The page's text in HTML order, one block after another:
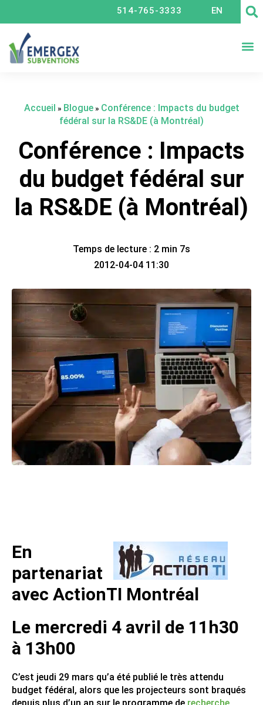
514-765-3333 EN
Accueil » Blogue» Conférence : Impacts du budget
fédéral sur la RS&DE (à Montréal)
Conférence : Impacts
du budget fédéral sur
la RS&DE (à Montréal)
Temps de lecture : 2 min 7s
2012-04-04 11:30
En
partenariat
avec ActionTI Montréal
Le mercredi 4 avril de 11h30
à 13h00
C’est jeudi 29 mars qu’a été publié le très attendu
budget fédéral, alors que les projecteurs sont braqués